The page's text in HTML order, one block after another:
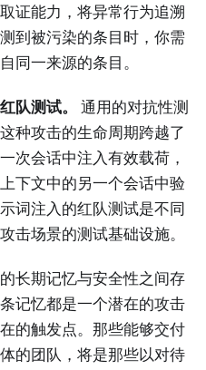
证能力，将异常行为追溯
到被污染的条目时，你需
同一来源的条目。
队测试。
通用的对抗性测
种攻击的生命周期跨越了
次会话中注入有效载荷，
下文中的另一个会话中验
词注入的红队测试是不同
击场景的测试基础设施。
长期记忆与安全性之间存
记忆都是一个潜在的攻击
的触发点。那些能够交付
的团队，将是那些以对待